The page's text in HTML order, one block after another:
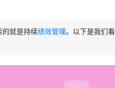
的就是持续绩效管理。以下是我们